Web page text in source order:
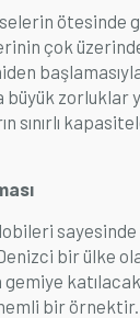
ötesinde
çok
zorluklar
sınırlı
sayesinde
bir ülke
gemiye
bir örnektir.